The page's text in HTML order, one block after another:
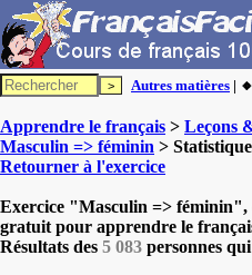
Autres matières | 🔸
Apprendre le français > Leçons
Masculin => féminin >
Retourner à l'exercice
Exercice "Masculin => féminin",
gratuit pour apprendre le
Résultats des 5 083 personnes